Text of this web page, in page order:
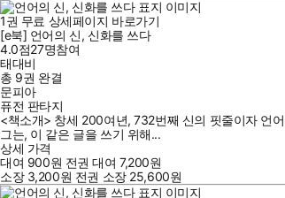
1권 무료 상세페이지 바로가기
[e북] 언어의 신, 신화를 쓰다
4.0점27명참여
태대비
총 9권 완결
문피아
퓨전 판타지
<책소개> 창세 200여년, 732번째 신의 핏줄이자 언
그는, 이 같은 글을 쓰기 위해...
상세 가격
대여 900원 전권 대여7,200원
소장 3,200원 전권 소장 25,600원